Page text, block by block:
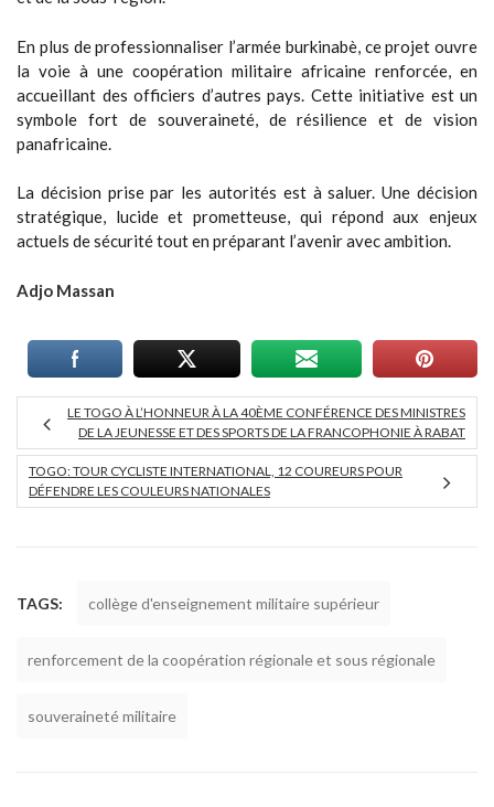
En plus de professionnaliser l’armée burkinabè, ce projet ouvre
la voie à une coopération militaire africaine renforcée, en
accueillant des officiers d’autres pays. Cette initiative est un
symbole fort de souveraineté, de résilience et de vision
panafricaine.
La décision prise par les autorités est à saluer. Une décision
stratégique, lucide et prometteuse, qui répond aux enjeux
actuels de sécurité tout en préparant l’avenir avec ambition.
Adjo Massan
LE TOGO À L’HONNEUR À LA 40ÈME CONFÉRENCE DES MINISTRES
DE LA JEUNESSE ET DES SPORTS DE LA FRANCOPHONIE À RABAT
TOGO: TOUR CYCLISTE INTERNATIONAL, 12 COUREURS POUR
DÉFENDRE LES COULEURS NATIONALES
TAGS: collège d'enseignement militaire supérieur
renforcement de la coopération régionale et sous régionale
souveraineté militaire